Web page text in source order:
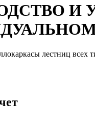
И
лестниц всех